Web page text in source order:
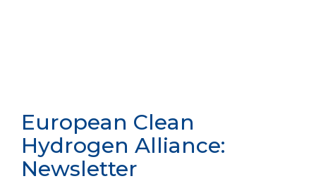
European Clean
Hydrogen Alliance:
Newsletter